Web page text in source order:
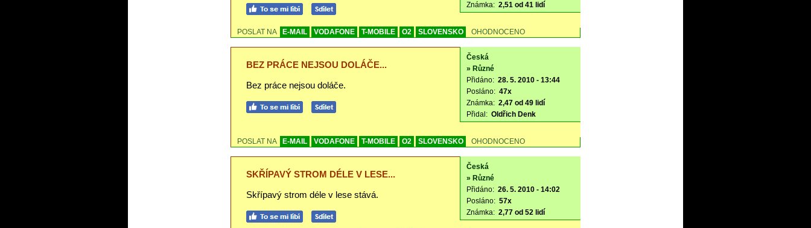
Známka: 2,51 od 41 lidí
POSLAT NA E-MAIL VODAFONE T-MOBILE O2 SLOVENSKO OHODNOCENO
BEZ PRÁCE NEJSOU DOLÁČE...
Bez práce nejsou doláče.
Česká
» Různé
Přidáno: 28. 5. 2010 - 13:44
Posláno: 47x
Známka: 2,47 od 49 lidí
Přidal: Oldřich Denk
POSLAT NA E-MAIL VODAFONE T-MOBILE O2 SLOVENSKO OHODNOCENO
SKŘÍPAVÝ STROM DÉLE V LESE...
Skřípavý strom déle v lese stává.
Česká
» Různé
Přidáno: 26. 5. 2010 - 14:02
Posláno: 57x
Známka: 2,77 od 52 lidí